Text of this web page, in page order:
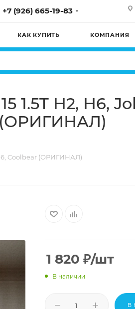
+7 (926) 665-19-83
КАК КУПИТЬ КОМПАНИЯ
H2, H6,
(ОРИГИНАЛ)
Coolbear (ОРИГИНАЛ)
1 820 ₽/шт
В наличии
В